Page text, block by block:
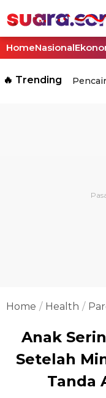
HomeNasional
🔥 Trending
Home Health
Anak
Setelah
Tanda